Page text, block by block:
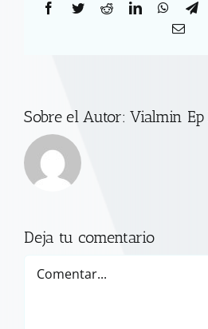
Facebook
TwitterRedditLinkedIn
Sobre el Autor:Vialmin Ep
Deja tu comentario